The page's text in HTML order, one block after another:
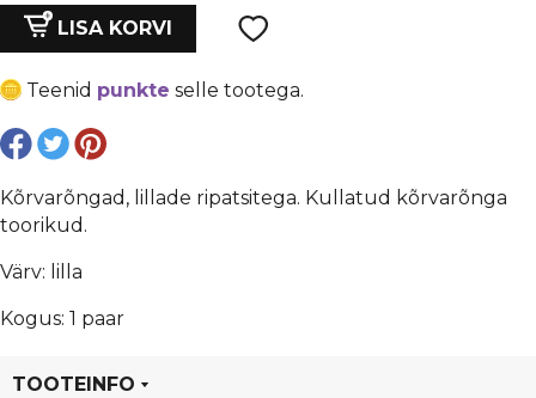
oli:
€ 12,00.
is:
€ 9,00.
Kõrvarõngad,
lillade
kogus
LISA KORVI
Teenid punkte selle tootega.
Kõrvarõngad, lillade ripatsitega. Kullatud kõrvarõnga
toorikud.
Värv: lilla
Kogus: 1 paar
TOOTEINFO